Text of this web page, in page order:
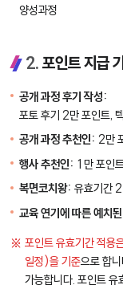
양성과정
2. 포인트 지급
공개 과정 후기 작성:
포토 후기 2만 포인트,
공개 과정 추천인: 2만
행사 추천인: 1만 포인
복면코치왕: 유효기간
교육 연기에 따른 예치
포인트 유효기간 적용
일정)을 기준으로 합
가능합니다. 포인트 유